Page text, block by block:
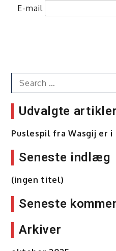
E-mail
Search
for:
Udvalgte artikler
Puslespil fra Wasgij er
Seneste indlæg
(ingen titel)
Seneste
Arkiver